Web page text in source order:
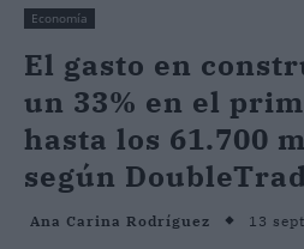
Economía
El gasto en
un 33% en el
hasta los 61.700
según
Ana Carina Rodríguez 13